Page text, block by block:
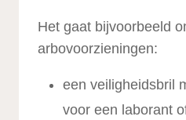
Het gaat bijvoorbeeld
arbovoorzieningen:
een veiligheidsbril
voor een laborant